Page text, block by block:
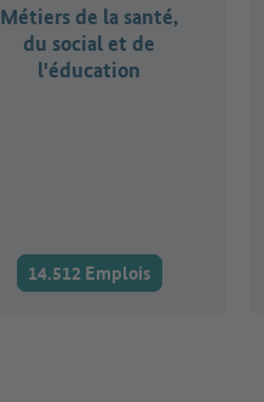
Métiers de la santé,
du social et de
l'éducation
14.512 Emplois